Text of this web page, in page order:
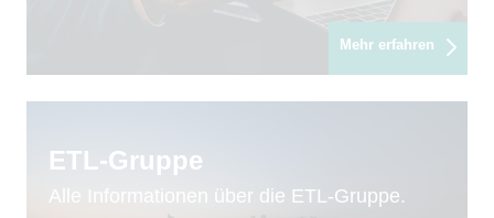
Mehr erfahren
ETL-Gruppe
Alle Informationen über die ETL-Gruppe.